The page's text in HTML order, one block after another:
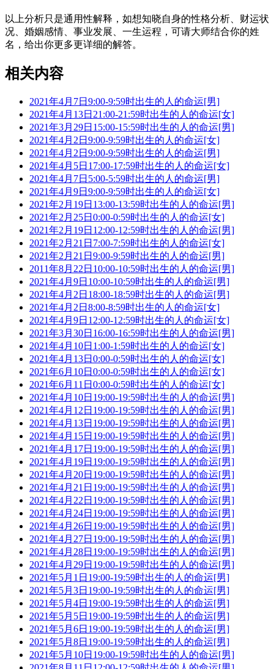
以上分析只是通用性解释，如想知晓自身的性格分析、财运状
况、婚姻感情、事业发展、一生运程，可请大师结合你的姓
名，给出你更多更详细的解答。
相关内容
2021年4月7日9:00-9:59时出生的人的命运[男]
2021年4月13日21:00-21:59时出生的人的命运[女]
2021年3月29日15:00-15:59时出生的人的命运[男]
2021年4月2日9:00-9:59时出生的人的命运[女]
2021年4月2日9:00-9:59时出生的人的命运[男]
2021年4月5日17:00-17:59时出生的人的命运[女]
2021年4月7日5:00-5:59时出生的人的命运[男]
2021年4月9日9:00-9:59时出生的人的命运[女]
2021年2月19日13:00-13:59时出生的人的命运[男]
2021年2月25日0:00-0:59时出生的人的命运[女]
2021年2月19日12:00-12:59时出生的人的命运[男]
2021年2月21日7:00-7:59时出生的人的命运[女]
2021年2月21日9:00-9:59时出生的人的命运[男]
2011年8月22日10:00-10:59时出生的人的命运[男]
2021年4月9日10:00-10:59时出生的人的命运[男]
2021年4月2日18:00-18:59时出生的人的命运[男]
2021年4月2日8:00-8:59时出生的人的命运[女]
2021年4月9日12:00-12:59时出生的人的命运[女]
2021年3月30日16:00-16:59时出生的人的命运[男]
2021年4月10日1:00-1:59时出生的人的命运[女]
2021年4月13日0:00-0:59时出生的人的命运[女]
2021年6月10日0:00-0:59时出生的人的命运[女]
2021年6月11日0:00-0:59时出生的人的命运[女]
2021年4月10日19:00-19:59时出生的人的命运[男]
2021年4月12日19:00-19:59时出生的人的命运[男]
2021年4月13日19:00-19:59时出生的人的命运[男]
2021年4月15日19:00-19:59时出生的人的命运[男]
2021年4月17日19:00-19:59时出生的人的命运[男]
2021年4月19日19:00-19:59时出生的人的命运[男]
2021年4月20日19:00-19:59时出生的人的命运[男]
2021年4月21日19:00-19:59时出生的人的命运[男]
2021年4月22日19:00-19:59时出生的人的命运[男]
2021年4月24日19:00-19:59时出生的人的命运[男]
2021年4月26日19:00-19:59时出生的人的命运[男]
2021年4月27日19:00-19:59时出生的人的命运[男]
2021年4月28日19:00-19:59时出生的人的命运[男]
2021年4月29日19:00-19:59时出生的人的命运[男]
2021年5月1日19:00-19:59时出生的人的命运[男]
2021年5月3日19:00-19:59时出生的人的命运[男]
2021年5月4日19:00-19:59时出生的人的命运[男]
2021年5月5日19:00-19:59时出生的人的命运[男]
2021年5月6日19:00-19:59时出生的人的命运[男]
2021年5月8日19:00-19:59时出生的人的命运[男]
2021年5月10日19:00-19:59时出生的人的命运[男]